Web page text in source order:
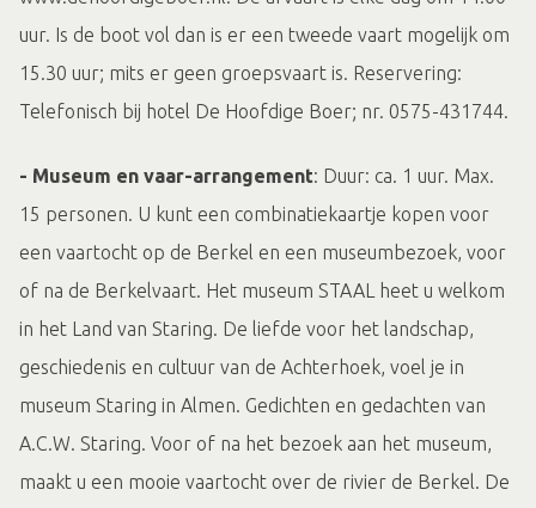
uur. Is de boot vol dan is er een tweede vaart mogelijk om
15.30 uur; mits er geen groepsvaart is. Reservering:
Telefonisch bij hotel De Hoofdige Boer; nr. 0575-431744.
- Museum en vaar-arrangement: Duur: ca. 1 uur. Max.
15 personen. U kunt een combinatiekaartje kopen voor
een vaartocht op de Berkel en een museumbezoek, voor
of na de Berkelvaart. Het museum STAAL heet u welkom
in het Land van Staring. De liefde voor het landschap,
geschiedenis en cultuur van de Achterhoek, voel je in
museum Staring in Almen. Gedichten en gedachten van
A.C.W. Staring. Voor of na het bezoek aan het museum,
maakt u een mooie vaartocht over de rivier de Berkel. De